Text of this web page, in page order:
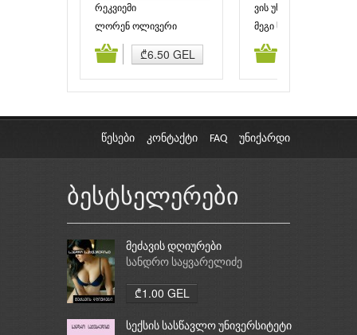
რეკვიემი
ლორენ ოლივერი
₾6.50 GEL
ვის უხმობს ყორანი
მეგი სტივოთერი
კალათაში დამატება კალათაში
წესები კონტაქტი FAQ უნიქარდი
ბესტსელერები
მეძავის დღიურები
სანდრო საყვარელიძე
₾1.00 GEL
სექსის სასწავლო უნივერსიტეტი